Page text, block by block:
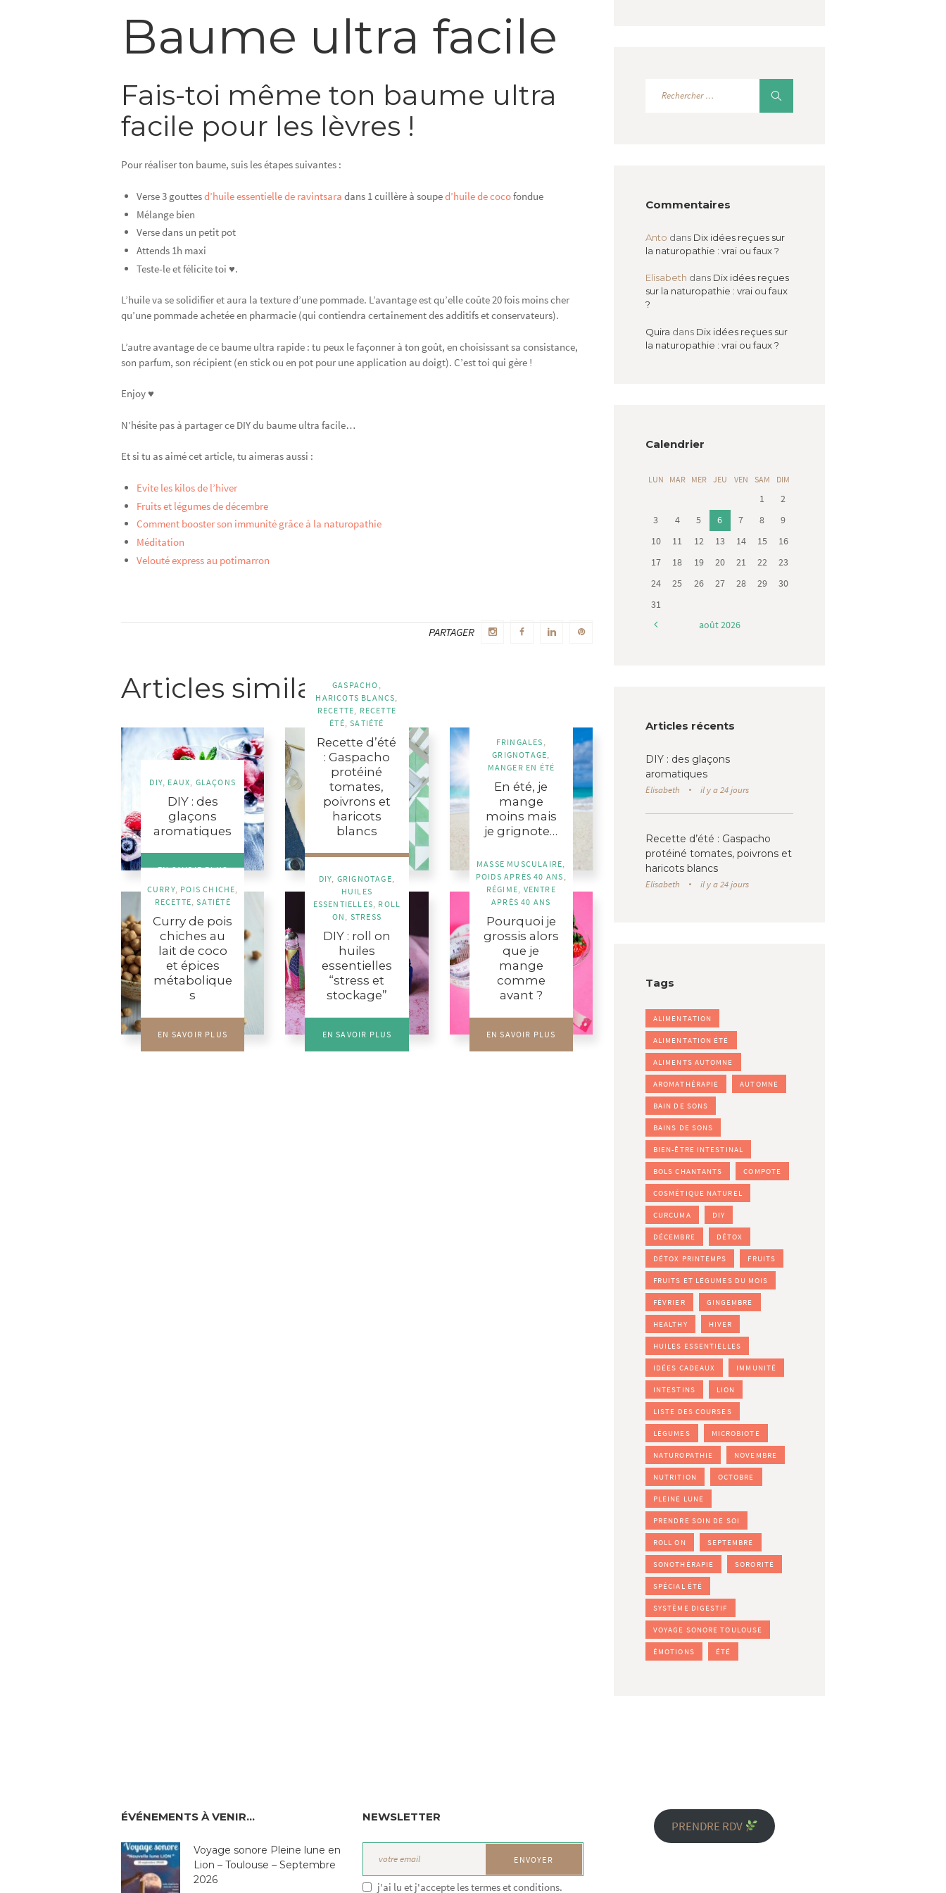
Baume ultra facile
Fais-toi même ton baume ultra
facile pour les lèvres !
Pour réaliser ton baume, suis les étapes suivantes :
Verse 3 gouttesd’huile essentielle de ravintsara dans 1 cuillère à souped’huile de cocofondue
Mélange bien
Verse dans un petit pot
Attends 1h maxi
Teste-le et félicite toi ♥.
L’huile va se solidifier et aura la texture d’une pommade. L’avantage est qu’elle coûte 20 fois moins cher
qu’une pommade achetée en pharmacie (qui contiendra certainement des additifs et conservateurs).
L’autre avantage de ce baume ultra rapide : tu peux le façonner à ton goût, en choisissant sa consistance,
son parfum, son récipient (en stick ou en pot pour une application au doigt). C’est toi qui gère !
Enjoy ♥
N’hésite pas à partager ce DIY du baume ultra facile…
Et si tu as aimé cet article, tu aimeras aussi :
Evite les kilos de l’hiver
Fruits et légumes de décembre
Comment booster son immunité grâce à la naturopathie
Méditation
Velouté express au potimarron
PARTAGER
Articles similaires
DIY, EAUX GLAÇONS
DIY : des
glaçons
aromatiques
EN SAVOIR PLUS
GASPACHO
HARICOTS BLANCS
RECETTE
RECETTE
ÉTÉ ,SATIÉTÉ
Recette d’été
: Gaspacho
protéiné
tomates,
poivrons et
haricots
blancs
FRINGALES
GRIGNOTAGE
MANGER EN ÉTÉ
En été, je
mange
moins mais
je grignote…
EN SAVOIR PLUS
CURRY, POIS CHICHE,
RECETTE,SATIÉTÉ
Curry de pois
chiches au
lait de coco
et épices
métabolique
s
EN SAVOIR PLUS
DIY, GRIGNOTAGE,
HUILES
ESSENTIELLES, ROLL
ON , STRESS
DIY : roll on
huiles
essentielles
“stress et
stockage”
EN SAVOIR PLUS
MASSE MUSCULAIRE,
POIDS APRÈS 40 ANS ,
RÉGIME, VENTRE
APRÈS 40 ANS
Pourquoi je
grossis alors
que je
mange
comme
avant ?
EN SAVOIR PLUS
Commentaires
Anto dans Dix idées reçues sur
la naturopathie : vrai ou faux ?
Elisabeth dans Dix idées reçues
sur la naturopathie : vrai ou faux
?
Quira dans Dix idées reçues sur
la naturopathie : vrai ou faux ?
Calendrier
LUN MAR MER JEU VEN SAM DIM
1
2
3
4 5 6 7 8
9
10
11 12 13 14 15
16
17
18 19 20 21 22
23
24
25 26 27 28 29
30
31
août2026
Articles récents
DIY : des glaçons
aromatiques
Elisabeth il y a 24 jours
Recette d’été : Gaspacho
protéiné tomates, poivrons et
haricots blancs
Elisabeth il y a 24 jours
Tags
ALIMENTATION
ALIMENTATION ÉTÉ
ALIMENTS AUTOMNE
AROMATHÉRAPIE AUTOMNE
BAIN DE SONS
BAINS DE SONS
BIEN-ÊTRE INTESTINAL
BOLS CHANTANTS COMPOTE
COSMÉTIQUE NATUREL
CURCUMA DIY
DÉCEMBRE DÉTOX
DÉTOX PRINTEMPS FRUITS
FRUITS ET LÉGUMES DU MOIS
FÉVRIER GINGEMBRE
HEALTHY HIVER
HUILES ESSENTIELLES
IDÉES CADEAUX IMMUNITÉ
INTESTINS LION
LISTE DES COURSES
LÉGUMES MICROBIOTE
NATUROPATHIE NOVEMBRE
NUTRITION OCTOBRE
PLEINE LUNE
PRENDRE SOIN DE SOI
ROLL ON SEPTEMBRE
SONOTHÉRAPIE SORORITÉ
SPÉCIAL ÉTÉ
SYSTÈME DIGESTIF
VOYAGE SONORE TOULOUSE
ÉMOTIONS ÉTÉ
ÉVÉNEMENTS À VENIR…
Voyage sonore Pleine lune en
Lion – Toulouse – Septembre
2026
NEWSLETTER
j'ai lu et j'accepte les termes et conditions.
PRENDRE RDV